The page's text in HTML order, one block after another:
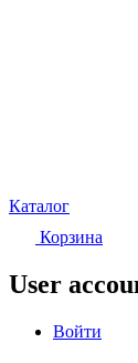
Каталог
Корзина
User
Войти